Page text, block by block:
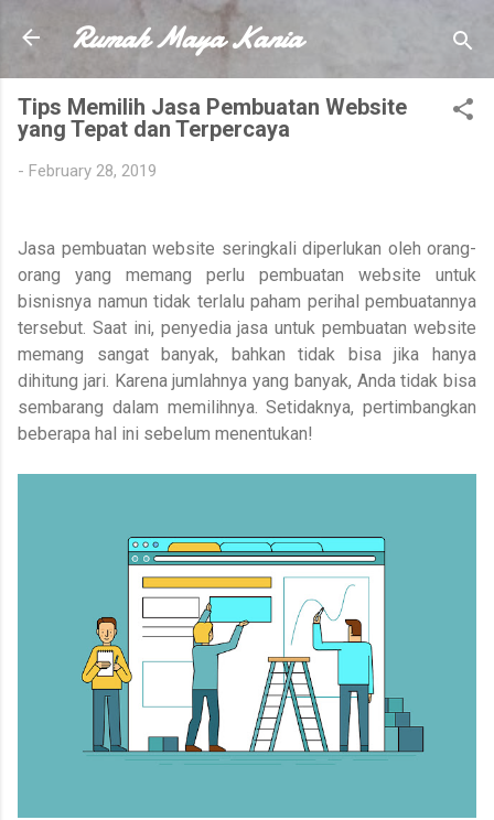
Skip to main content
Rumah Maya Kania
Tips Memilih Jasa Pembuatan Website
yang Tepat dan Terpercaya
- February 28, 2019
Jasa pembuatan website seringkali diperlukan oleh orang-
orang yang memang perlu pembuatan website untuk
bisnisnya namun tidak terlalu paham perihal pembuatannya
tersebut. Saat ini, penyedia jasa untuk pembuatan website
memang sangat banyak, bahkan tidak bisa jika hanya
dihitung jari. Karena jumlahnya yang banyak, Anda tidak bisa
sembarang dalam memilihnya. Setidaknya, pertimbangkan
beberapa hal ini sebelum menentukan!